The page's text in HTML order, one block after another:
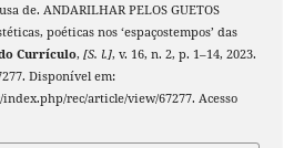
de. ANDARILHAR PELOS GUETOS
poéticas nos ‘espaçostempos’ das
Currículo, [S. l.], v. 16, n. 2, p. 1–14, 2023.
Disponível em:
rec/article/view/67277. Acesso